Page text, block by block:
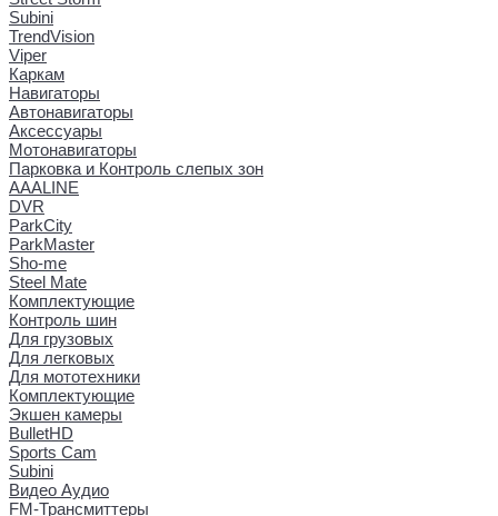
Subini
TrendVision
Viper
Каркам
Навигаторы
Автонавигаторы
Аксессуары
Мотонавигаторы
Парковка и Контроль слепых зон
AAALINE
DVR
ParkCity
ParkMaster
Sho-me
Steel Mate
Комплектующие
Контроль шин
Для грузовых
Для легковых
Для мототехники
Комплектующие
Экшен камеры
BulletHD
Sports Cam
Subini
Видео Аудио
FM-Трансмиттеры